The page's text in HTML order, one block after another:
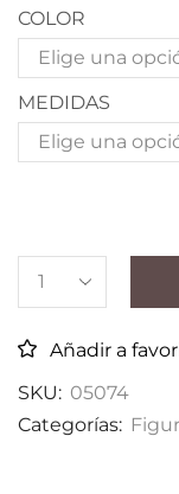
COLOR
MEDIDAS
Añadir a
SKU: 05074
Categorías: